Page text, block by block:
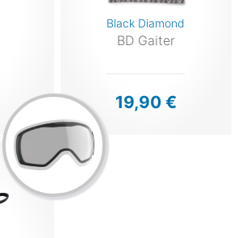
Black Diamond
BD Gaiter
19,90 €